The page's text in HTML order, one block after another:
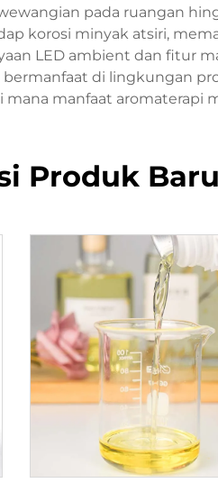
pada ruangan
korosi minyak atsiri,
LED ambient dan fitur
di lingkungan
manfaat aromaterapi
Produk Baru